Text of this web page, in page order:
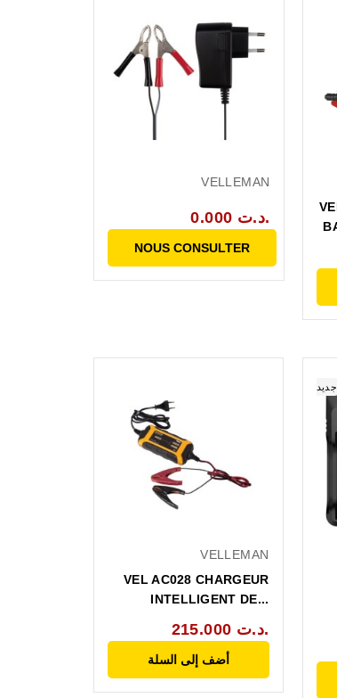
VELLEMAN
0.000 د.ت.
NOUS CONSULTER
VELLEMAN
VEL AC028 CHARGEUR
INTELLIGENT DE...
215.000 د.ت.
أضف إلى السلة
جديد